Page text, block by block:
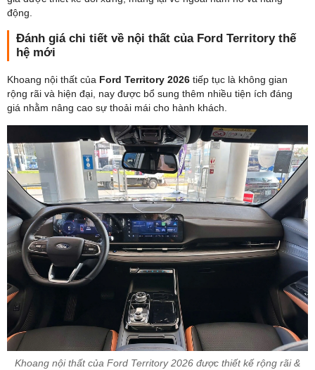
động.
Đánh giá chi tiết về nội thất của Ford Territory thế
hệ mới
Khoang nội thất của Ford Territory 2026 tiếp tục là không gian
rộng rãi và hiện đại, nay được bổ sung thêm nhiều tiện ích đáng
giá nhằm nâng cao sự thoải mái cho hành khách.
Khoang nội thất của Ford Territory 2026 được thiết kế rộng rãi &
Hình thức thanh toán:
Họ tên* Điện thoại*
Địa chỉ
GỬI YÊU CẦU NGAY